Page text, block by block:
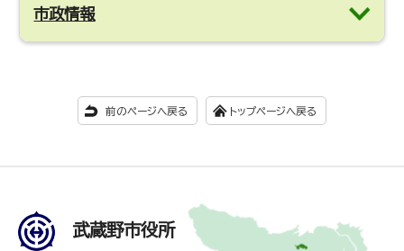
市政情報
前のページへ戻る トップページへ戻る
武蔵野市役所